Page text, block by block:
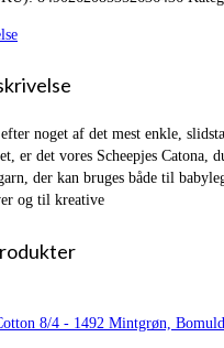
noget af det mest enkle,
er det vores Scheepjes Catona,
der kan bruges både til
og til kreative